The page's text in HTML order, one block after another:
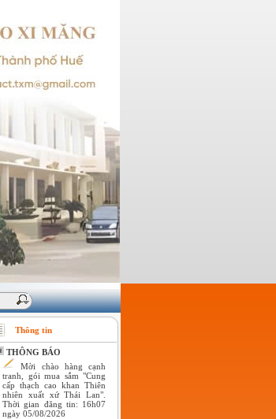
- Giữ vững niềm tin của khách hàng !
Thông tin
THÔNG BÁO
Mời chào hàng cạnh
tranh, gói mua sắm "Cung
cấp thạch cao khan Thiên
nhiên xuất xứ Thái Lan".
Thời gian đăng tin: 16h07
ngày 05/08/2026